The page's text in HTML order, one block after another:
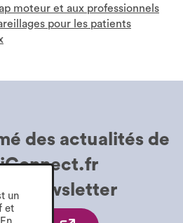
un
et
moteur et aux professionnels
pour les patients
des actualités de
la
Newsletter